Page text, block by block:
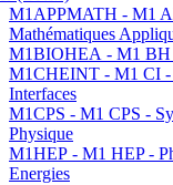
M1APPMATH - M1
Mathématiques
M1BIOHEA - M1 BH
M1CHEINT - M1 CI -
Interfaces
M1CPS - M1 CPS -
Physique
M1HEP - M1 HEP -
Energies